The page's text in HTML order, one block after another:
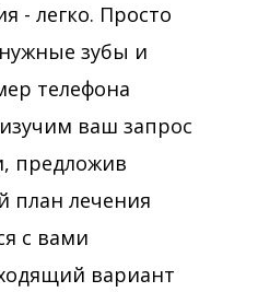
- легко. Просто
зубы и
телефона
ваш запрос
предложив
план лечения
с вами
вариант